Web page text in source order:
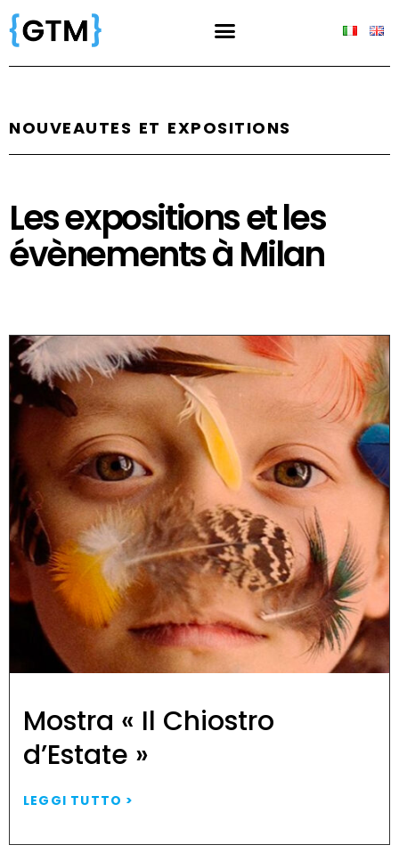
NOUVEAUTES ET EXPOSITIONS
Les expositions et les
évènements à Milan
Mostra « Il Chiostro
d’Estate »
LEGGI TUTTO >